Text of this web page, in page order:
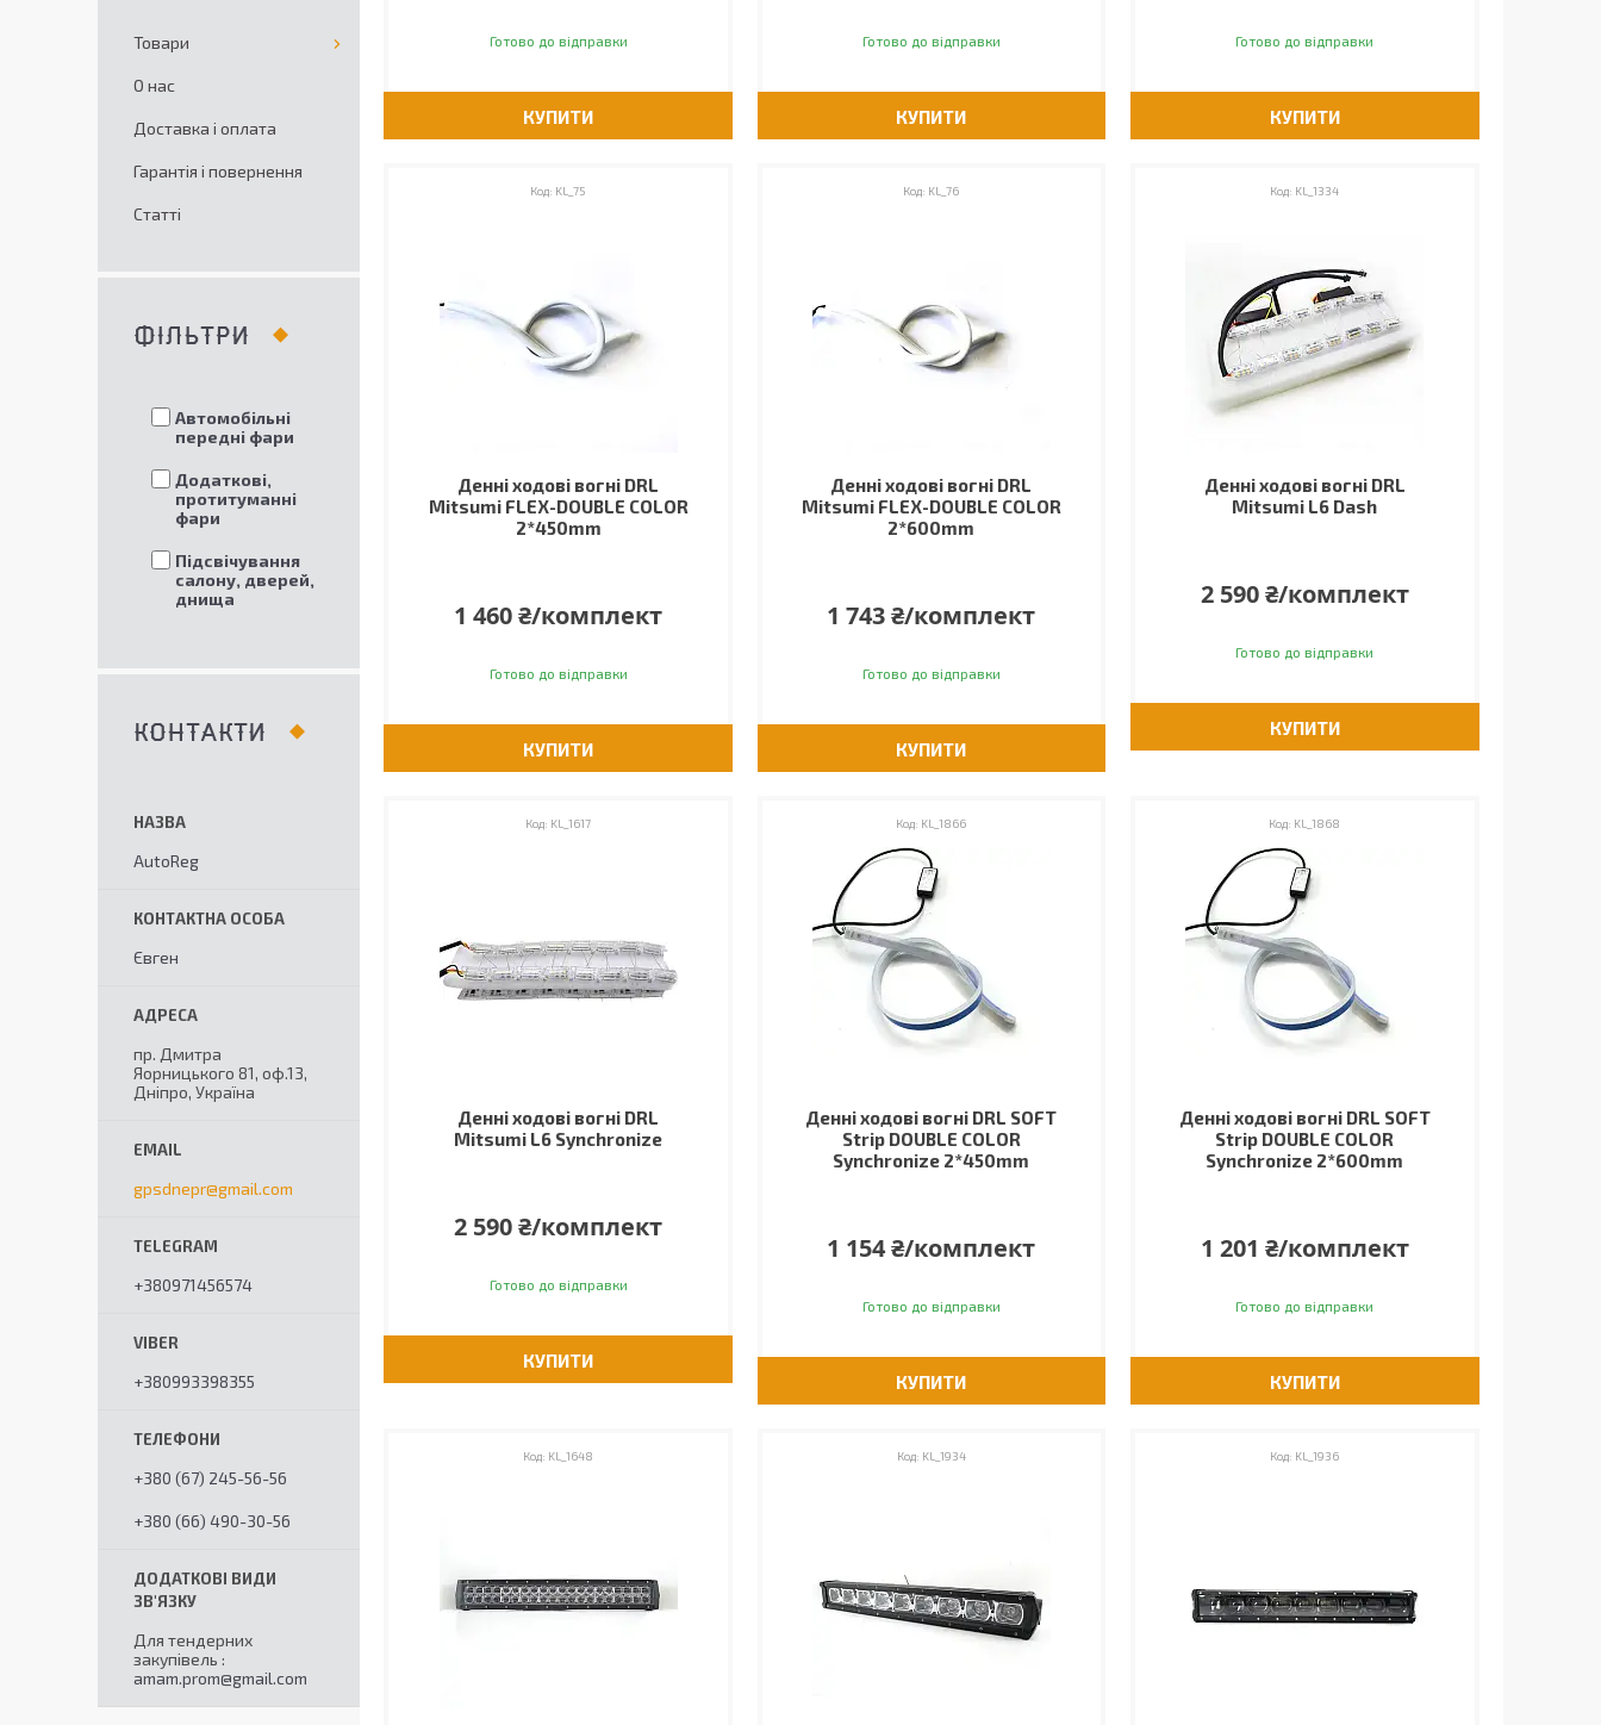
Готово до відправки
КУПИТИ
Готово до відправки
КУПИТИ
Готово до відправки
КУПИТИ
KL_75
Денні ходові вогні DRL
Mitsumi FLEX-DOUBLE COLOR
2*450mm
1 460 ₴/комплект
Готово до відправки
КУПИТИ
KL_76
Денні ходові вогні DRL
Mitsumi FLEX-DOUBLE COLOR
2*600mm
1 743 ₴/комплект
Готово до відправки
КУПИТИ
KL_1334
Денні ходові вогні DRL
Mitsumi L6 Dash
2 590 ₴/комплект
Готово до відправки
КУПИТИ
KL_1617
Денні ходові вогні DRL
Mitsumi L6 Synchronize
2 590 ₴/комплект
Готово до відправки
КУПИТИ
KL_1866
Денні ходові вогні DRL SOFT
Strip DOUBLE COLOR
Synchronize 2*450mm
1 154 ₴/комплект
Готово до відправки
КУПИТИ
KL_1868
Денні ходові вогні DRL SOFT
Strip DOUBLE COLOR
Synchronize 2*600mm
1 201 ₴/комплект
Готово до відправки
КУПИТИ
KL_1648 KL_1934 KL_1936
Товари
О нас
Доставка і оплата
Гарантія і повернення
Статті
ФІЛЬТРИ
Автомобільні
передні фари
Додаткові,
протитуманні
фари
Підсвічування
салону, дверей,
днища
КОНТАКТИ
AutoReg
Євген
пр. Дмитра
Яорницького 81, оф.13,
Дніпро, Україна
gpsdnepr@gmail.com
+380971456574
+380993398355
+380 (67) 245-56-56
+380 (66) 490-30-56
Для тендерних
закупівель
amam.prom@gmail.com